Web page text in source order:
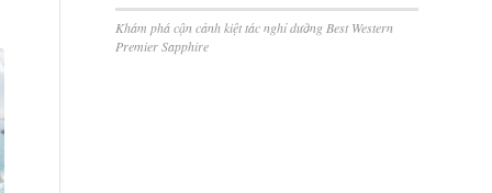
Khám phá cận cảnh kiệt tác nghỉ dưỡng Best Western
Premier Sapphire